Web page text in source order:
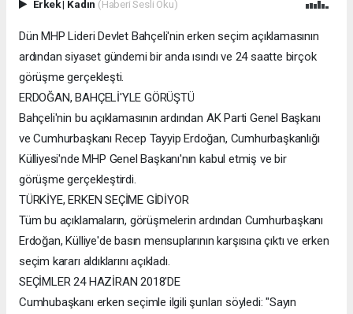
Erkek| Kadın (Haberi Sesli Oku)
Dün MHP Lideri Devlet Bahçeli'nin erken seçim açıklamasının
ardından siyaset gündemi bir anda ısındı ve 24 saatte birçok
görüşme gerçekleşti.
ERDOĞAN, BAHÇELİ'YLE GÖRÜŞTÜ
Bahçeli'nin bu açıklamasının ardından AK Parti Genel Başkanı
ve Cumhurbaşkanı Recep Tayyip Erdoğan, Cumhurbaşkanlığı
Külliyesi'nde MHP Genel Başkanı'nın kabul etmiş ve bir
görüşme gerçekleştirdi.
TÜRKİYE, ERKEN SEÇİME GİDİYOR
Tüm bu açıklamaların, görüşmelerin ardından Cumhurbaşkanı
Erdoğan, Külliye'de basın mensuplarının karşısına çıktı ve erken
seçim kararı aldıklarını açıkladı.
SEÇİMLER 24 HAZİRAN 2018'DE
Cumhubaşkanı erken seçimle ilgili şunları söyledi: "Sayın